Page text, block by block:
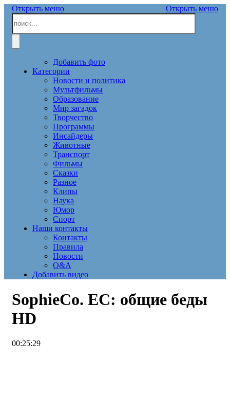
Открыть меню Открыть меню
Добавить фото
Категории
Новости и политика
Мультфильмы
Образование
Мир загадок
Творчество
Программы
Инсайдеры
Животные
Транспорт
Фильмы
Сказки
Разное
Клипы
Наука
Юмор
Спорт
Наши контакты
Контакты
Правила
Новости
Q&A
Добавить видео
SophieCo. ЕС: общие беды
HD
00:25:29